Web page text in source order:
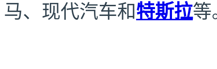
马、现代汽车和特斯拉等